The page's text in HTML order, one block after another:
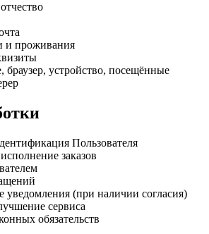
и проживания
браузер, устройство, посещённые
Пользователя
заказов
уведомления (при наличии согласия)
сервиса
обязательств